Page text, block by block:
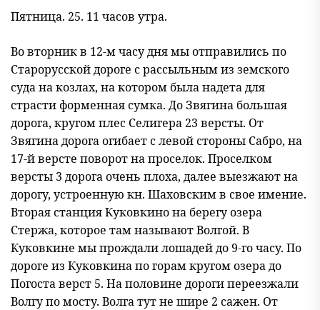
Пятница. 25. 11 часов утра.
Во вторник в 12-м часу дня мы отправились по
Старорусской дороге с рассыльным из земского
суда на козлах, на котором была надета для
страсти форменная сумка. До Звягина большая
дорога, кругом плес Селигера 23 версты. От
Звягина дорога огибает с левой стороны Сабро, на
17-й версте поворот на проселок. Проселком
версты 3 дорога очень плоха, далее выезжают на
дорогу, устроенную кн. Шаховским в свое имение.
Вторая станция Куковкино на берегу озера
Стержа, которое там называют Волгой. В
Куковкине мы прождали лошадей до 9-го часу. По
дороге из Куковкина по горам кругом озера до
Погоста верст 5. На половине дороги переезжали
Волгу по мосту. Волга тут не шире 2 сажен. От